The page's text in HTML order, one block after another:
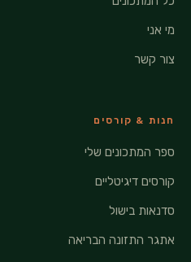
מי אני
צור קשר
חנות & קורסים
ספר המתכונים שלי
קורסים דיגיטליים
סדנאות בישול
אתגר התזונה הבריאה